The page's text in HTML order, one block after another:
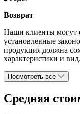
Возврат
Наши клиенты могут
установленные
продукция должна
характеристики и вид.
Посмотреть все
Средняя